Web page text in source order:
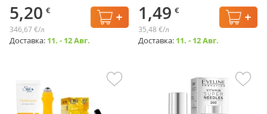
5,20 €
346,67 €/л
Доставка: 11. - 12 Авг.
1,49 €
35,48 €/л
Доставка: 11. - 12 Авг.